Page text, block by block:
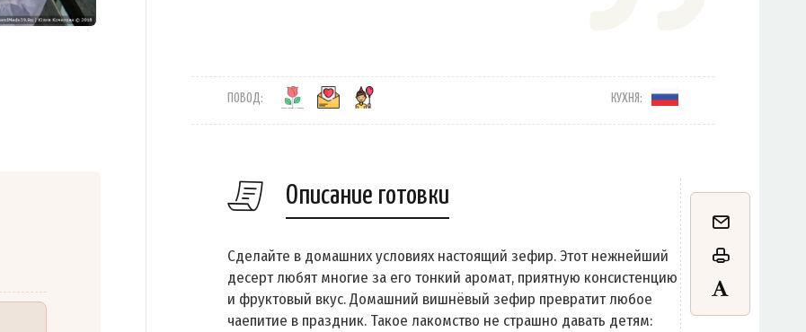
ПОВОД: КУХНЯ:
Описание готовки
Сделайте в домашних условиях настоящий зефир. Этот нежнейший
десерт любят многие за его тонкий аромат, приятную консистенцию
и фруктовый вкус. Домашний вишнёвый зефир превратит любое
чаепитие в праздник. Такое лакомство не страшно давать детям: